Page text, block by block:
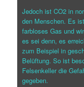
Jedoch ist CO2 in
den Menschen. Es
farbloses Gas und
es sei denn, es
zum Beispiel in
Belüftung. So ist
Felsenkeller die
gegeben.